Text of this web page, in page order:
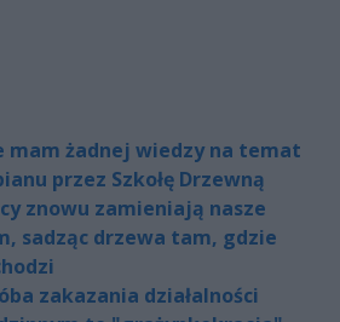
mam żadnej wiedzy na temat
przez Szkołę Drzewną
znowu zamieniają nasze
sadząc drzewa tam, gdzie
zakazania działalności